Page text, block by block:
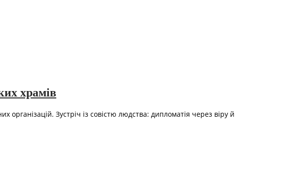
храмів
Зустріч із совістю людства: дипломатія через віру й